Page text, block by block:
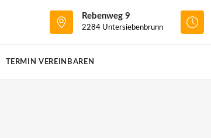
Rebenweg 9
2284 Untersiebenbrunn
TERMIN VEREINBAREN